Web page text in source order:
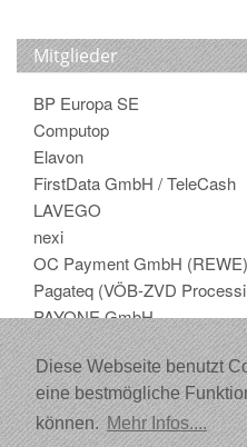
Diese Webseite benutzt
eine bestmögliche
können.Mehr Infos....
Mitglieder
BP Europa SE
Computop
Elavon
FirstData GmbH / TeleCash
LAVEGO
nexi
OC Payment GmbH (REWE)
Pagateq (VÖB-ZVD
PAYONE GmbH
Shell
transact
Verifone Payments GmbH
VR Payment GmbH